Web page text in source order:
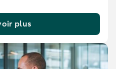
plus